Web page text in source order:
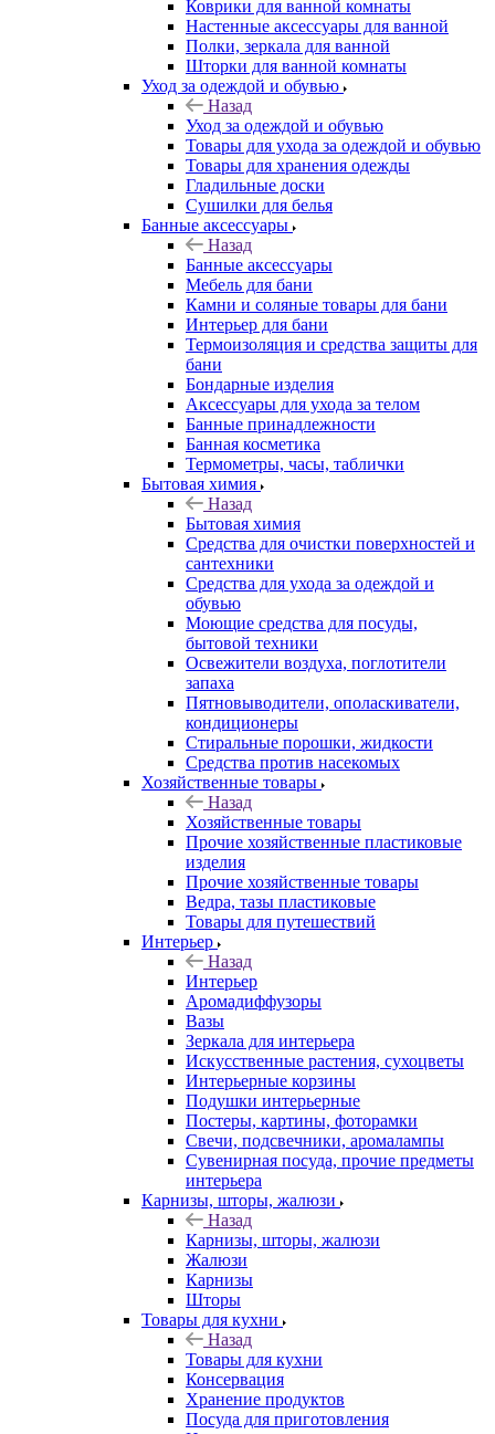
Коврики для ванной комнаты
Настенные аксессуары для ванной
Полки, зеркала для ванной
Шторки для ванной комнаты
Уход за одеждой и обувью
Назад
Уход за одеждой и обувью
Товары для ухода за одеждой и обувью
Товары для хранения одежды
Гладильные доски
Сушилки для белья
Банные аксессуары
Назад
Банные аксессуары
Мебель для бани
Камни и соляные товары для бани
Интерьер для бани
Термоизоляция и средства защиты для
бани
Бондарные изделия
Аксеcсуары для ухода за телом
Банные принадлежности
Банная косметика
Термометры, часы, таблички
Бытовая химия
Назад
Бытовая химия
Средства для очистки поверхностей и
сантехники
Средства для ухода за одеждой и
обувью
Моющие средства для посуды,
бытовой техники
Освежители воздуха, поглотители
запаха
Пятновыводители, ополаскиватели,
кондиционеры
Стиральные порошки, жидкости
Средства против насекомых
Хозяйственные товары
Назад
Хозяйственные товары
Прочие хозяйственные пластиковые
изделия
Прочие хозяйственные товары
Ведра, тазы пластиковые
Товары для путешествий
Интерьер
Назад
Интерьер
Аромадиффузоры
Вазы
Зеркала для интерьера
Искусственные растения, сухоцветы
Интерьерные корзины
Подушки интерьерные
Постеры, картины, фоторамки
Свечи, подсвечники, аромалампы
Сувенирная посуда, прочие предметы
интерьера
Карнизы, шторы, жалюзи
Назад
Карнизы, шторы, жалюзи
Жалюзи
Карнизы
Шторы
Товары для кухни
Назад
Товары для кухни
Консервация
Хранение продуктов
Посуда для приготовления